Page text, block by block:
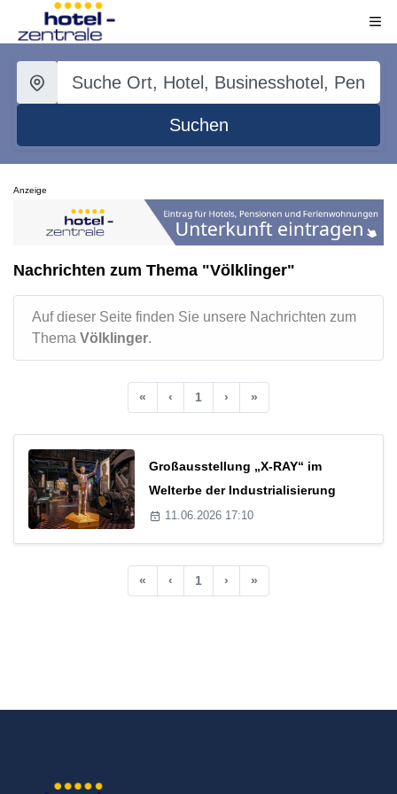
Suchen
Anzeige
Nachrichten zum Thema "Völklinger"
Auf dieser Seite finden Sie unsere Nachrichten zum
Thema Völklinger.
« ‹ 1 › »
Großausstellung „X-RAY“ im
Welterbe der Industrialisierung
11.06.2026 17:10
« ‹ 1 › »